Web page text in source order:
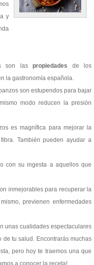
y
son las propiedades de los
la gastronomía española.
son estupendos para bajar
modo reducen la presión
es magnífica para mejorar la
También pueden ayudar a
con su ingesta a aquellos que
inmejorables para recuperar la
previenen enfermedades
unas cualidades espectaculares
tu salud. Encontrarás muchas
pero hoy te traemos una que
a conocer la receta!